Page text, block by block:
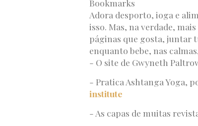
Bookmarks
Adora desporto, ioga e
isso. Mas, na verdade,
páginas que gosta, juntar
enquanto bebe, nas
- O site de Gwyneth
- Pratica Ashtanga Yoga,
institute
- As capas de muitas